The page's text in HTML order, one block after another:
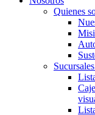
Quienes